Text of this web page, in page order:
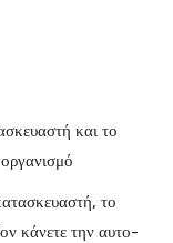
και το
το
κάνετε την αυτο-